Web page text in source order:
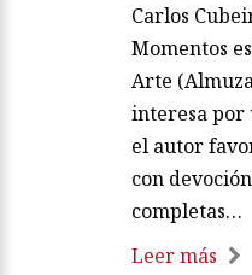
Carlos
Momentos
Arte
interesa por
el autor
con
completas…
Leer más